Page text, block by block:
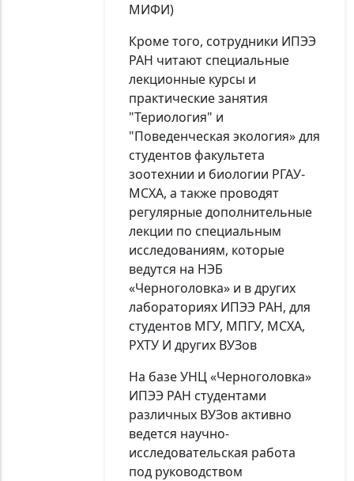
МИФИ)
Кроме того, сотрудники ИПЭЭ
РАН читают специальные
лекционные курсы и
практические занятия
"Териология" и
"Поведенческая экология» для
студентов факультета
зоотехнии и биологии РГАУ-
МСХА, а также проводят
регулярные дополнительные
лекции по специальным
исследованиям, которые
ведутся на НЭБ
«Черноголовка» и в других
лабораториях ИПЭЭ РАН, для
студентов МГУ, МПГУ, МСХА,
РХТУ И других ВУЗов
На базе УНЦ «Черноголовка»
ИПЭЭ РАН студентами
различных ВУЗов активно
ведется научно-
исследовательская работа
под руководством